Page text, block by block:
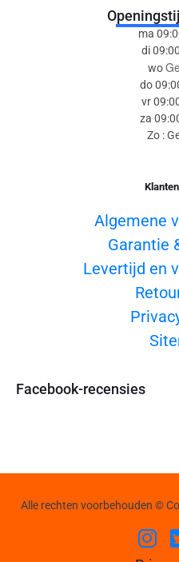
ma
di
wo
do
vr
za
Zo :
Algemene
Garantie
Levertijd en
Facebook-recensies
Alle rechten voorbehouden ©